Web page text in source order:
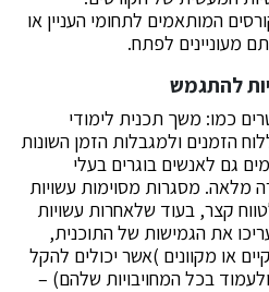
המותאמים לתחומי העניין או
מעוניינים לפתח.
להתגמש
כמו: משך תכנית לימודי
הזמנים ולמגבלות הזמן השונות
גם לאנשים בוגרים בעלי
מסגרות מסוימות עשויות
קצר, בעוד שלאחרות עשויות
את הגמישות של התוכנית,
או מקוונים )אשר יכולים להקל
בכל המחויבויות שלהם) –